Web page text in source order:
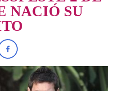
NACIÓ SU